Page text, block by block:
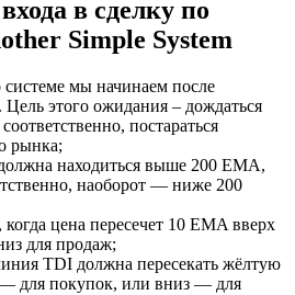
в сделку по
Simple System
мы начинаем после
этого ожидания – дождаться
постараться
рынка;
находиться выше 200 EMA,
наоборот — ниже 200
цена пересечет 10 EMA вверх
для продаж;
TDI должна пересекать жёлтую
для покупок, или вниз — для